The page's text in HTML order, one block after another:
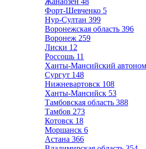
Форт-Шевченко 5
Нур-Султан 399
Воронежская область 396
Воронеж 259
Лиски 12
Россошь 11
Ханты-Мансийский
Сургут 148
Нижневартовск 108
Ханты-Мансийск 53
Тамбовская область 388
Тамбов 273
Котовск 18
Моршанск 6
Астана 366